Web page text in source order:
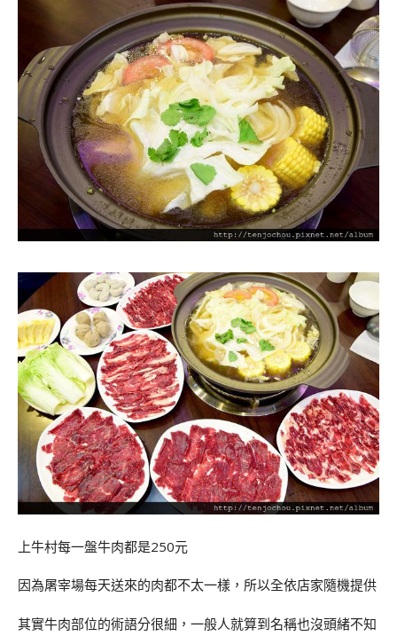
上牛村每一盤牛肉都是250元
因為屠宰場每天送來的肉都不太一樣，所以全依店家隨機提供
其實牛肉部位的術語分很細，一般人就算到名稱也沒頭緒不知